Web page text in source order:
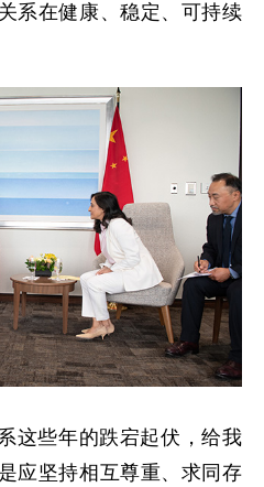
系在健康、稳定、可持续
这些年的跌宕起伏，给我
应坚持相互尊重、求同存